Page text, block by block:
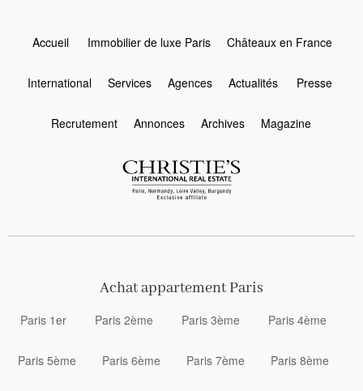
Accueil Immobilier de luxe Paris Châteaux en France
International Services Agences Actualités Presse
Recrutement Annonces Archives Magazine
Achat appartement Paris
Paris 1er Paris 2ème Paris 3ème Paris 4ème
Paris 5ème Paris 6ème Paris 7ème Paris 8ème